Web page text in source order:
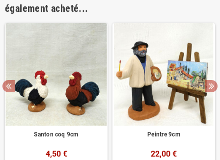
également acheté...
Santon coq 9cm
4,50 €
Peintre 9cm
22,00 €